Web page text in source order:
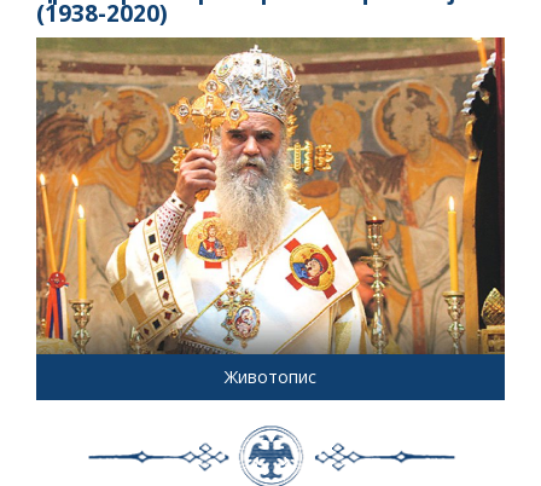
(1938-2020)
Животопис